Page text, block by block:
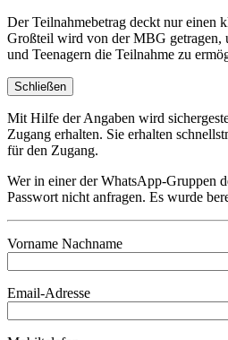
Der Teilnahmebetrag deckt nur einen
Großteil wird von der MBG getragen,
und Teenagern die Teilnahme zu
Schließen
Mit Hilfe der Angaben wird
Zugang erhalten. Sie erhalten
für den Zugang.
Wer in einer der WhatsApp-Gruppen
Passwort nicht anfragen. Es wurde
Vorname Nachname
Email-Adresse